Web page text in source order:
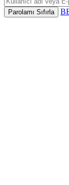
Parolamı Sıfırla